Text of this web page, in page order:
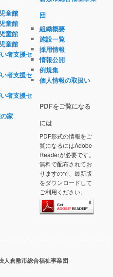
童館
童館
童館
童館
者支援セ
者支援セ
者支援セ
家
団
組織概要
施設一覧
採用情報
情報公開
例規集
個人情報の取扱い
PDFをご覧になる
には
PDF形式の情報をご
覧になるにはAdobe
Readerが必要です。
無料で配布されてお
りますので、最新版
をダウンロードして
ご利用ください。
倉敷市総合福祉事業団